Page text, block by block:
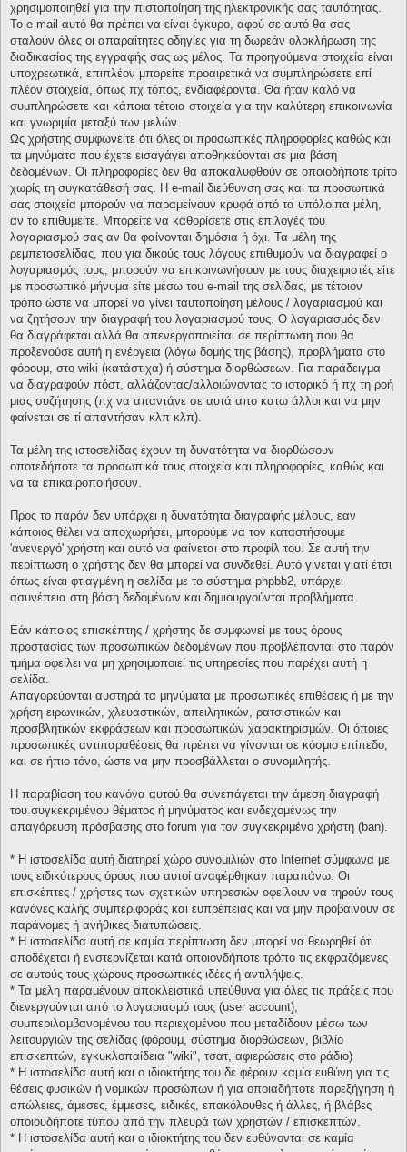
χρησιμοποιηθεί για την πιστοποίηση της ηλεκτρονικής σας ταυτότητας.
Το e-mail αυτό θα πρέπει να είναι έγκυρο, αφού σε αυτό θα σας
σταλούν όλες οι απαραίτητες οδηγίες για τη δωρεάν ολοκλήρωση της
διαδικασίας της εγγραφής σας ως μέλος. Τα προηγούμενα στοιχεία είναι
υποχρεωτικά, επιπλέον μπορείτε προαιρετικά να συμπληρώσετε επί
πλέον στοιχεία, όπως πχ τόπος, ενδιαφέροντα. Θα ήταν καλό να
συμπληρώσετε και κάποια τέτοια στοιχεία για την καλύτερη επικοινωνία
και γνωριμία μεταξύ των μελών.
Ως χρήστης συμφωνείτε ότι όλες οι προσωπικές πληροφορίες καθώς και
τα μηνύματα που έχετε εισαγάγει αποθηκεύονται σε μια βάση
δεδομένων. Οι πληροφορίες δεν θα αποκαλυφθούν σε οποιοδήποτε τρίτο
χωρίς τη συγκατάθεσή σας. Η e-mail διεύθυνση σας και τα προσωπικά
σας στοιχεία μπορούν να παραμείνουν κρυφά από τα υπόλοιπα μέλη,
αν το επιθυμείτε. Μπορείτε να καθορίσετε στις επιλογές του
λογαριασμού σας αν θα φαίνονται δημόσια ή όχι. Τα μέλη της
ρεμπετοσελίδας, που για δικούς τους λόγους επιθυμούν να διαγραφεί ο
λογαριασμός τους, μπορούν να επικοινωνήσουν με τους διαχειριστές είτε
με προσωπικό μήνυμα είτε μέσω του e-mail της σελίδας, με τέτοιον
τρόπο ώστε να μπορεί να γίνει ταυτοποίηση μέλους / λογαριασμού και
να ζητήσουν την διαγραφή του λογαριασμού τους. Ο λογαριασμός δεν
θα διαγράφεται αλλά θα απενεργοποιείται σε περίπτωση που θα
προξενούσε αυτή η ενέργεια (λόγω δομής της βάσης), προβλήματα στο
φόρουμ, στο wiki (κατάστιχα) ή σύστημα διορθώσεων. Για παράδειγμα
να διαγραφούν πόστ, αλλάζοντας/αλλοιώνοντας το ιστορικό ή πχ τη ροή
μιας συζήτησης (πχ να απαντάνε σε αυτά απο κατω άλλοι και να μην
φαίνεται σε τί απαντήσαν κλπ κλπ).
Τα μέλη της ιστοσελίδας έχουν τη δυνατότητα να διορθώσουν
οποτεδήποτε τα προσωπικά τους στοιχεία και πληροφορίες, καθώς και
να τα επικαιροποιήσουν.
Προς το παρόν δεν υπάρχει η δυνατότητα διαγραφής μέλους, εαν
κάποιος θέλει να αποχωρήσει, μπορούμε να τον καταστήσουμε
'ανενεργό' χρήστη και αυτό να φαίνεται στο προφίλ του. Σε αυτή την
περίπτωση ο χρήστης δεν θα μπορεί να συνδεθεί. Αυτό γίνεται γιατί έτσι
όπως είναι φτιαγμένη η σελίδα με το σύστημα phpbb2, υπάρχει
ασυνέπεια στη βάση δεδομένων και δημιουργούνται προβλήματα.
Εάν κάποιος επισκέπτης / χρήστης δε συμφωνεί με τους όρους
προστασίας των προσωπικών δεδομένων που προβλέπονται στο παρόν
τμήμα οφείλει να μη χρησιμοποιεί τις υπηρεσίες που παρέχει αυτή η
σελίδα.
Απαγορεύονται αυστηρά τα μηνύματα με προσωπικές επιθέσεις ή με την
χρήση ειρωνικών, χλευαστικών, απειλητικών, ρατσιστικών και
προσβλητικών εκφράσεων και προσωπικών χαρακτηρισμών. Οι όποιες
προσωπικές αντιπαραθέσεις θα πρέπει να γίνονται σε κόσμιο επίπεδο,
και σε ήπιο τόνο, ώστε να μην προσβάλλεται ο συνομιλητής.
Η παραβίαση του κανόνα αυτού θα συνεπάγεται την άμεση διαγραφή
του συγκεκριμένου θέματος ή μηνύματος και ενδεχομένως την
απαγόρευση πρόσβασης στο forum για τον συγκεκριμένο χρήστη (ban).
* H ιστοσελίδα αυτή διατηρεί χώρο συνομιλιών στο Internet σύμφωνα με
τους ειδικότερους όρους που αυτοί αναφέρθηκαν παραπάνω. Οι
επισκέπτες / χρήστες των σχετικών υπηρεσιών οφείλουν να τηρούν τους
κανόνες καλής συμπεριφοράς και ευπρέπειας και να μην προβαίνουν σε
παράνομες ή ανήθικες διατυπώσεις.
* H ιστοσελίδα αυτή σε καμία περίπτωση δεν μπορεί να θεωρηθεί ότι
αποδέχεται ή ενστερνίζεται κατά οποιονδήποτε τρόπο τις εκφραζόμενες
σε αυτούς τους χώρους προσωπικές ιδέες ή αντιλήψεις.
* Τα μέλη παραμένουν αποκλειστικά υπεύθυνα για όλες τις πράξεις που
διενεργούνται από το λογαριασμό τους (user account),
συμπεριλαμβανομένου του περιεχομένου που μεταδίδουν μέσω των
λειτουργιών της σελίδας (φόρουμ, σύστημα διορθώσεων, βιβλίο
επισκεπτών, εγκυκλοπαίδεια "wiki", τσατ, αφιερώσεις στο ράδιο)
* H ιστοσελίδα αυτή και ο ιδιοκτήτης του δε φέρουν καμία ευθύνη για τις
θέσεις φυσικών ή νομικών προσώπων ή για οποιαδήποτε παρεξήγηση ή
απώλειες, άμεσες, έμμεσες, ειδικές, επακόλουθες ή άλλες, ή βλάβες
οποιουδήποτε τύπου από την πλευρά των χρηστών / επισκεπτών.
* H ιστοσελίδα αυτή και ο ιδιοκτήτης του δεν ευθύνονται σε καμία